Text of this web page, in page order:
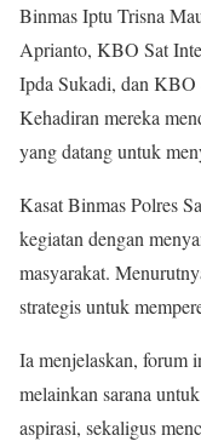
Binmas Iptu Trisna
Aprianto, KBO Sat
Ipda Sukadi, dan KBO
Kehadiran mereka
yang datang untuk
Kasat Binmas Polres
kegiatan dengan
masyarakat.
strategis untuk
Ia menjelaskan, forum
melainkan sarana
aspirasi, sekaligus